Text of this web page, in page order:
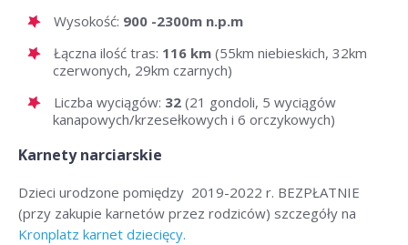
Wysokość: 900 -2300m n.p.m
Łączna ilość tras: 116 km (55km niebieskich, 32km
czerwonych, 29km czarnych)
Liczba wyciągów: 32 (21 gondoli, 5 wyciągów
kanapowych/krzesełkowych i 6 orczykowych)
Karnety narciarskie
Dzieci urodzone pomiędzy 2019-2022 r. BEZPŁATNIE
(przy zakupie karnetów przez rodziców) szczegóły na
Kronplatz karnet dziecięcy.